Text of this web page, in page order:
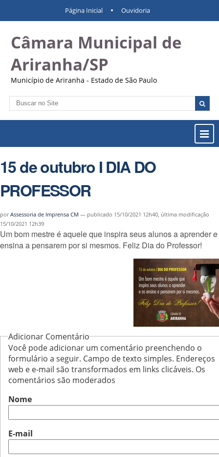
Página Inicial Ouvidoria
Câmara Municipal de
Ariranha/SP
Município de Ariranha - Estado de São Paulo
Busca
ou
15 de outubro I DIA DO
PROFESSOR
porAssessoria de Imprensa CM — publicado 15/10/2021 12h40, última modificação
15/10/2021 12h39
Um bom mestre é aquele que inspira seus alunos a aprender
ensina a pensarem por si mesmos. Feliz Dia do Professor!
Adicionar Comentário
Você pode adicionar um comentário preenchendo o
formulário a seguir. Campo de texto simples. Endereços
web e e-mail são transformados em links clicáveis. Os
comentários são moderados
Nome
E-mail